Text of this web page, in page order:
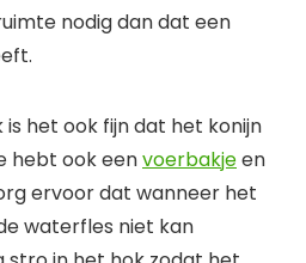
nodig dan dat een
het ook fijn dat het konijn
hebt ook eenvoerbakjeen
ervoor dat wanneer het
waterfles niet kan